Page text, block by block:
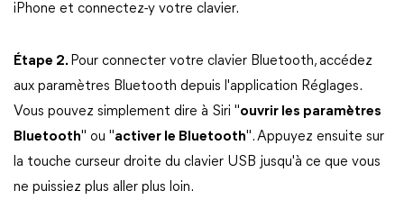
iPhone et connectez-y votre clavier.
Étape 2. Pour connecter votre clavier Bluetooth, accédez
aux paramètres Bluetooth depuis l'application Réglages.
Vous pouvez simplement dire à Siri "ouvrir les paramètres
Bluetooth" ou "activer le Bluetooth". Appuyez ensuite sur
la touche curseur droite du clavier USB jusqu'à ce que vous
ne puissiez plus aller plus loin.